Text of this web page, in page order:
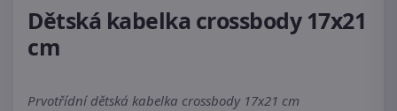
Dětská kabelka crossbody 17x21
cm
Prvotřídní dětská kabelka crossbody 17x21 cm